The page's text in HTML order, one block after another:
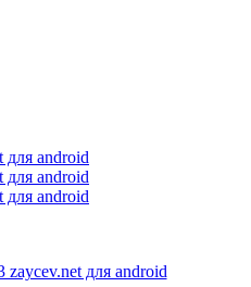
для android